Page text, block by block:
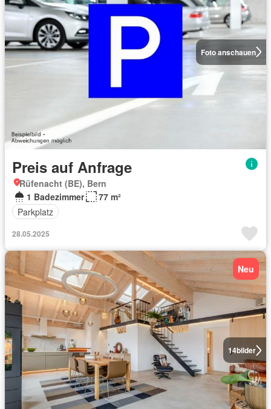
Foto anschauen
Preis auf Anfrage
Rüfenacht (BE), Bern
1 Badezimmer
77 m²
Parkplatz
28.05.2025
14bilder
Neu